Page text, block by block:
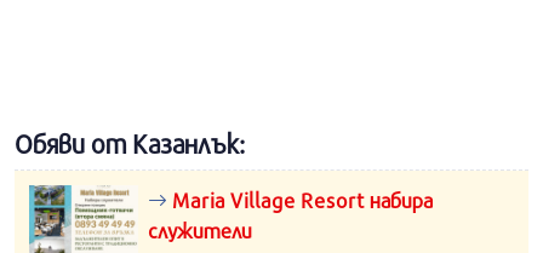
Обяви от Казанлък:
Maria Village Resort набира
служители